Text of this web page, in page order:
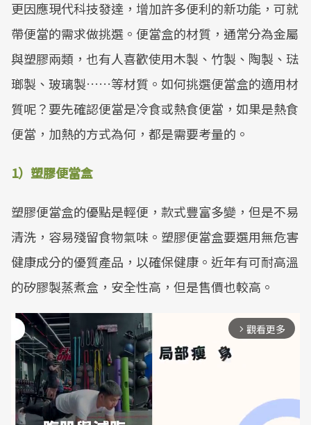
更因應現代科技發達，增加許多便利的新功能，可就
帶便當的需求做挑選。便當盒的材質，通常分為金屬
與塑膠兩類，也有人喜歡使用木製、竹製、陶製、琺
瑯製、玻璃製……等材質。如何挑選便當盒的適用材
質呢？要先確認便當是冷食或熱食便當，如果是熱食
便當，加熱的方式為何，都是需要考量的。
1）塑膠便當盒
塑膠便當盒的優點是輕便，款式豐富多變，但是不易
清洗，容易殘留食物氣味。塑膠便當盒要選用無危害
健康成分的優質產品，以確保健康。近年有可耐高溫
的矽膠製蒸煮盒，安全性高，但是售價也較高。
arrow_forward_ios 觀看更多